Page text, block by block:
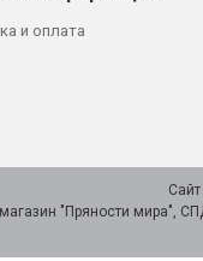
и оплата